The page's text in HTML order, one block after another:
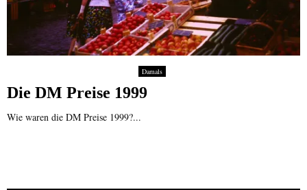
Damals
Die DM Preise 1999
Wie waren die DM Preise 1999?...